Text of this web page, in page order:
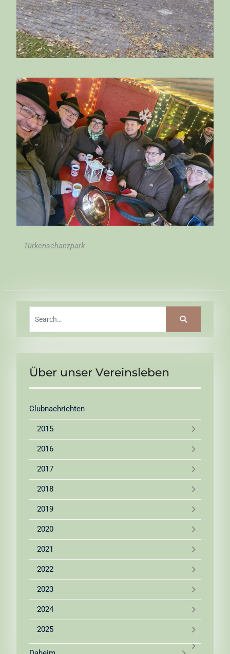
Türkenschanzpark
Über unser Vereinsleben
Clubnachrichten
2015
2016
2017
2018
2019
2020
2021
2022
2023
2024
2025